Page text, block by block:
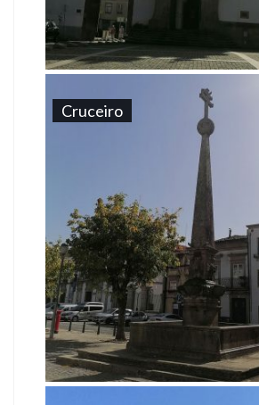
Cruceiro